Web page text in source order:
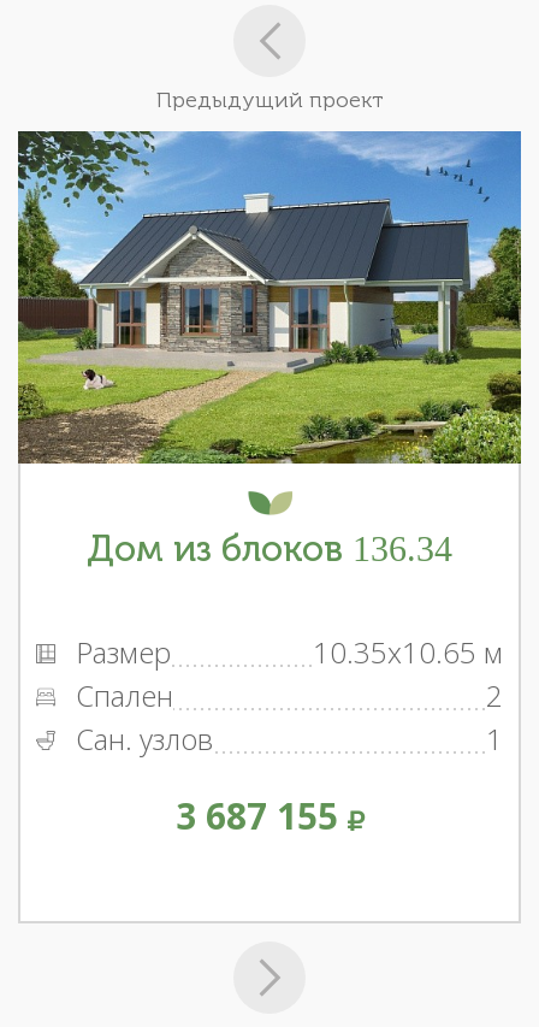
Предыдущий проект
Дом из блоков 136.34
Размер
10.35x10.65 м
Спален
2
Сан. узлов
1
3 687 155